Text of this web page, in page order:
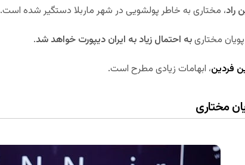
راد، مختاری به خاطر پولشویی در شهر ماربلا دستگیر شده است.
مختاریبه احتمال زیاد به ایران دیپورت خواهد شد.
فردین، ابهامات زیادی مطرح است.
مختاری